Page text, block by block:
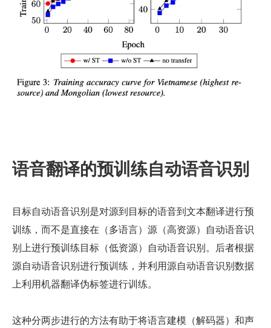
语音翻译的预训练自动语音识别
目标自动语音识别是对源到目标的语音到文本翻译进行预
训练，而不是直接在（多语言）源（高资源）自动语音识
别上进行预训练目标（低资源）自动语音识别。后者根据
源自动语音识别进行预训练，并利用源自动语音识别数据
上利用机器翻译伪标签进行训练。
这种分两步进行的方法有助于将语言建模（解码器）和声